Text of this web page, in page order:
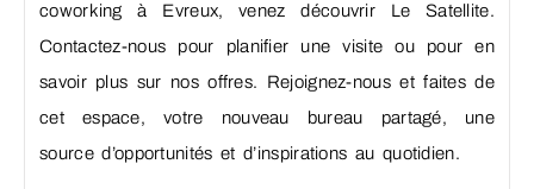
coworking à Evreux, venez découvrir Le Satellite.
Contactez-nous pour planifier une visite ou pour en
savoir plus sur nos offres. Rejoignez-nous et faites de
cet espace, votre nouveau bureau partagé, une
source d’opportunités et d’inspirations au quotidien.